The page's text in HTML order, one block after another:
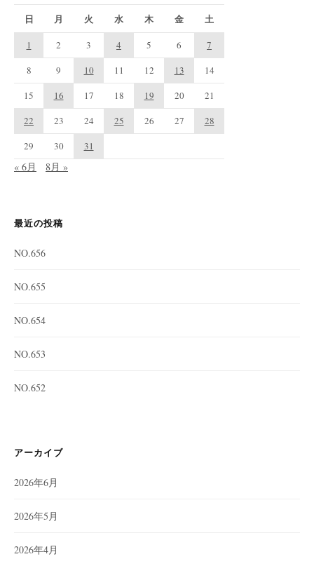
日 月 火 水 木 金 土
1 2 3 4 5 6
7
8
9 10 11 12 13
14
15
16 17 18 19 20
21
22
23 24 25 26 27
28
29
30 31
« 6月 8月 »
最近の投稿
NO.656
NO.655
NO.654
NO.653
NO.652
アーカイブ
2026年6月
2026年5月
2026年4月